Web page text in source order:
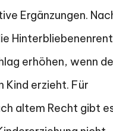
Ergänzungen.
erhöhen, wenn
Kind erzieht. Für
altem Recht gibt